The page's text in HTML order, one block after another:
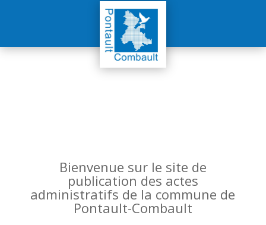
Bienvenue sur le site de
publication des actes
administratifs de la commune de
Pontault-Combault